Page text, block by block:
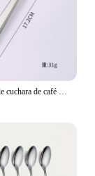
Clip de sellado de cuchara de café de acero inoxidable 2 en 1, accesorios de cocina plateados con Clip de sellado, accesorios de cocina, regalo